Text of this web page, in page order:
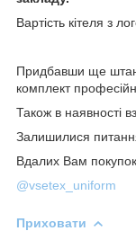
Вартість кітеля з
Придбавши ще
комплект
Також в наявності
Залишилися
Вдалих Вам
@vsetex_uniform
Приховати